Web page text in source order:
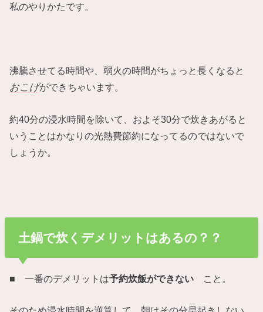
私のやりかたです。
沸騰させてる時間や、弱火の時間がちょっと長くなると
おこげができちゃいます。
約40分の浸水時間を除いて、およそ30分で炊きあがると
いうことはかなりの光熱費節約になってるのではないで
しょうか。
土鍋で炊くデメリットはあるの？？
■ 一番のデメリットは予約炊飯ができない こと。